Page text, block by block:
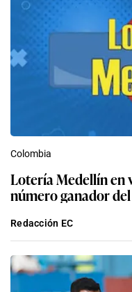
Colombia
Lotería Medellín en
número ganador
Redacción EC